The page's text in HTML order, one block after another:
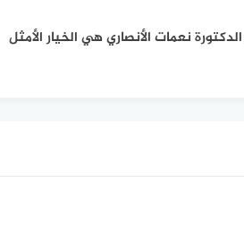
نعمات الأنصاري هي الخيار الأمثل